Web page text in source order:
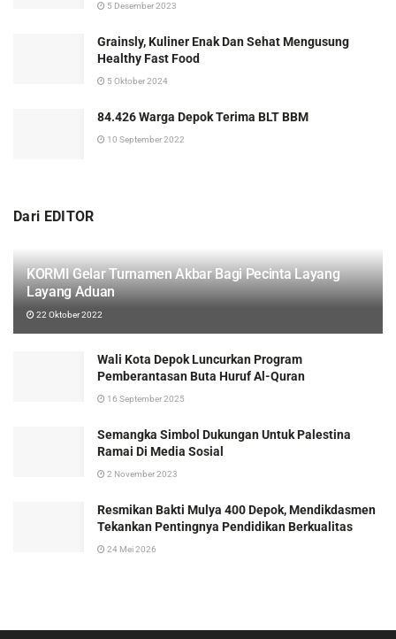
5 Desember 2023
Grainsly, Kuliner Enak Dan Sehat Mengusung
Healthy Fast Food
5 Oktober 2024
84.426 Warga Depok Terima BLT BBM
10 September 2022
Dari EDITOR
KORMI Gelar Turnamen Akbar Bagi Pecinta Layang
Layang Aduan
22 Oktober 2022
Wali Kota Depok Luncurkan Program
Pemberantasan Buta Huruf Al-Quran
16 September 2025
Semangka Simbol Dukungan Untuk Palestina
Ramai Di Media Sosial
2 November 2023
Resmikan Bakti Mulya 400 Depok, Mendikdasmen
Tekankan Pentingnya Pendidikan Berkualitas
24 Mei 2026